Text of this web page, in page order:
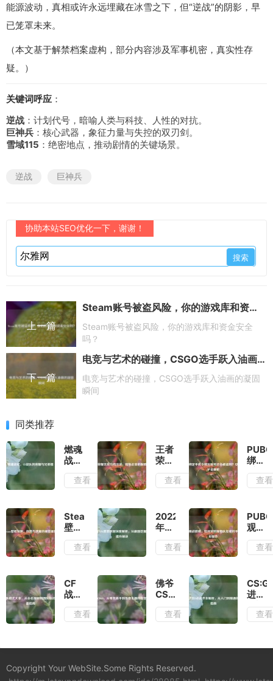
能源波动，真相或许永远埋藏在冰雪之下，但“逆战”的阴影，早
已笼罩未来。
（本文基于解禁档案虚构，部分内容涉及军事机密，真实性存
疑。）
关键词呼应 ：
逆战 ：计划代号，暗喻人类与科技、人性的对抗。
巨神兵 ：核心武器，象征力量与失控的双刃剑。
雪域115 ：绝密地点，推动剧情的关键场景。
逆战 巨神兵
协助本站SEO优化一下，谢谢！
上一篇
Steam账号被盗风险，你的游戏库和资金安全吗？
Steam账号被盗风险，你的游戏库和资金安全
吗？
下一篇
电竞与艺术的碰撞，CSGO选手跃入油画的凝固瞬间
电竞与艺术的碰撞，CSGO选手跃入油画的凝固
瞬间
同类推荐
燃魂
战
纪，
CF
耀与
兄弟
查看
王者
荣耀
无敌
乌鸦
暗影
主宰
胜法
则
查看
PUBG
绑定
手机
令牌
会被
盗
安全
防护
析
查看
Steam
壁纸
短
跑，
度的
视觉
查看
2022
年
LOL
胜率
解
析，
图挖
掘实
升秘
查看
PUBG
观战
教
程，
观看
队友
手的
精彩
查看
CF
战队
格式
名规
团队
查看
佛爷
CSGO，
从电
竞高
主播
变之
查看
进攻
B点
战术
从入
查看
Copyright Your WebSite.Some Rights Reserved.